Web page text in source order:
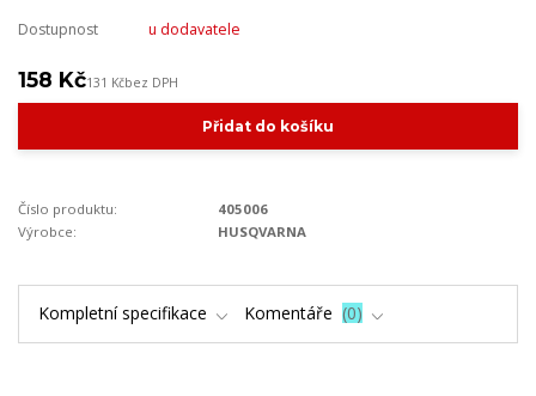
Dostupnost u dodavatele
158 Kč131 Kčbez DPH
Přidat do košíku
Číslo produktu:
405006
Výrobce:
HUSQVARNA
Kompletní specifikace Komentáře 0